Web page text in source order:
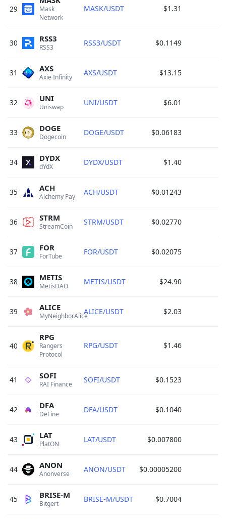
29
Mask
Network
MASK/USDT $1.31
30 RSS3
RSS3 RSS3/USDT $0.1149
31 Axie Infinity
AXS AXS/USDT $13.15
32 Uniswap
UNI UNI/USDT $6.01
33 Dogecoin
DOGE DOGE/USDT $0.06183
34 dYdX
DYDX DYDX/USDT $1.40
35 Alchemy Pay
ACH ACH/USDT $0.01243
36 StreamCoin
STRM STRM/USDT $0.02770
37 ForTube
FOR FOR/USDT $0.02075
38 MetisDAO
METIS METIS/USDT $24.90
39 MyNeighborAlice
ALICE ALICE/USDT $2.03
40
Rangers
Protocol
RPG
RPG/USDT $1.46
41 RAI Finance
SOFI SOFI/USDT $0.1523
42 DeFine
DFA DFA/USDT $0.1040
43 PlatON
LAT LAT/USDT $0.007800
44 Anonverse
ANON ANON/USDT $0.00005200
45 Bitgert
BRISE-M BRISE-M/USDT $0.7004